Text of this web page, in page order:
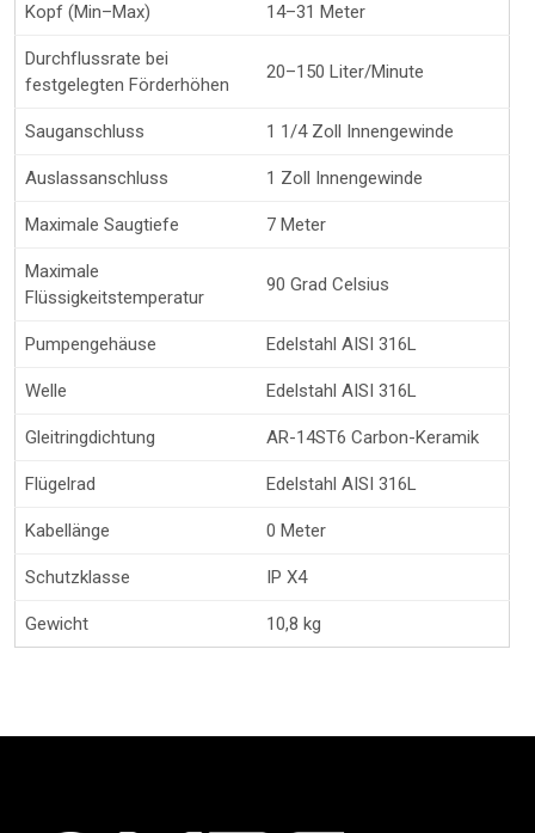
Kopf (Min–Max) 14–31 Meter
Durchflussrate bei
festgelegten Förderhöhen
20–150 Liter/Minute
Sauganschluss 1 1/4 Zoll Innengewinde
Auslassanschluss 1 Zoll Innengewinde
Maximale Saugtiefe 7 Meter
Maximale
Flüssigkeitstemperatur
90 Grad Celsius
Pumpengehäuse Edelstahl AISI 316L
Welle Edelstahl AISI 316L
Gleitringdichtung AR-14ST6 Carbon-Keramik
Flügelrad Edelstahl AISI 316L
Kabellänge 0 Meter
Schutzklasse IP X4
Gewicht 10,8 kg